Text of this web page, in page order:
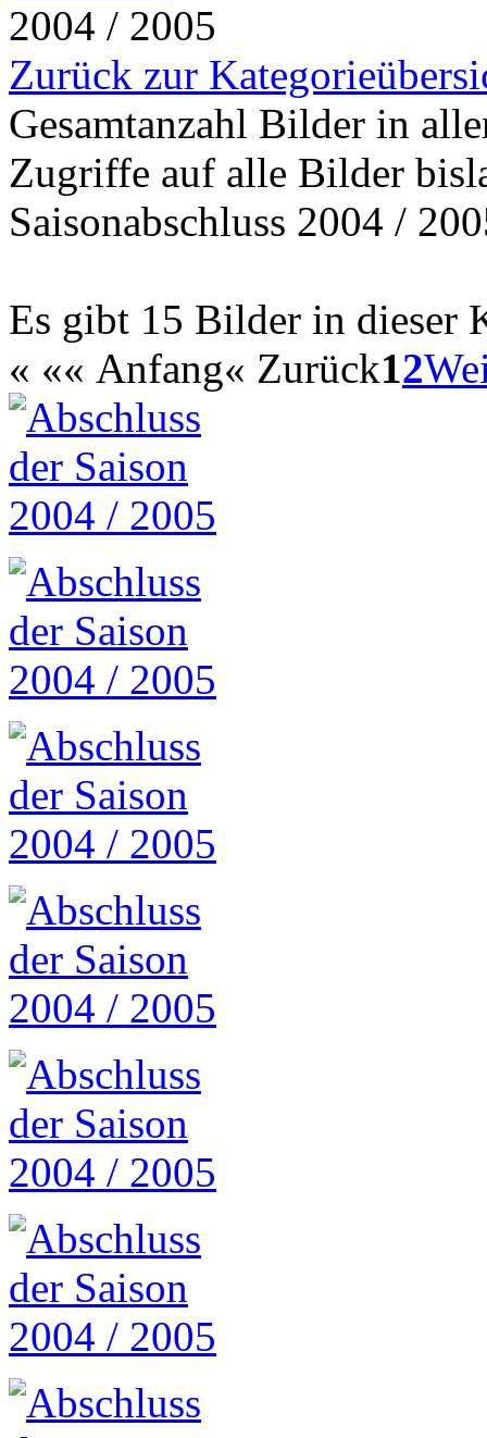
2004 / 2005
Zurück zur
Gesamtanzahl Bilder in
Zugriffe auf alle Bilder
Saisonabschluss 2004 /
Es gibt 15 Bilder in dieser
« «« Anfang« Zurück12